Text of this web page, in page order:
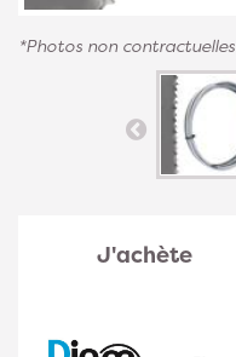
*Photos non contractuelles
J'achète